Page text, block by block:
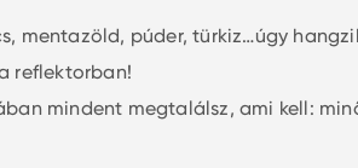
mentazöld, púder, türkiz…úgy
reflektorban!
mindent megtalálsz, ami kell: